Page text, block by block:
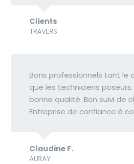
Clients
TRAVERS
Bons professionnels tant le
que les techniciens
bonne qualité. Bon suivi de
Entreprise de confiance à
Claudine F.
AURAY